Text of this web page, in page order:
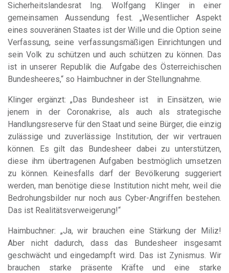
Sicherheitslandesrat Ing. Wolfgang Klinger in einer
gemeinsamen Aussendung fest. „Wesentlicher Aspekt
eines souveränen Staates ist der Wille und die Option seine
Verfassung, seine verfassungsmäßigen Einrichtungen und
sein Volk zu schützen und auch schützen zu können. Das
ist in unserer Republik die Aufgabe des Österreichischen
Bundesheeres,“ so Haimbuchner in der Stellungnahme.
Klinger ergänzt: „Das Bundesheer ist in Einsätzen, wie
jenem in der Coronakrise, als auch als strategische
Handlungsreserve für den Staat und seine Bürger, die einzig
zulässige und zuverlässige Institution, der wir vertrauen
können. Es gilt das Bundesheer dabei zu unterstützen,
diese ihm übertragenen Aufgaben bestmöglich umsetzen
zu können. Keinesfalls darf der Bevölkerung suggeriert
werden, man benötige diese Institution nicht mehr, weil die
Bedrohungsbilder nur noch aus Cyber-Angriffen bestehen.
Das ist Realitätsverweigerung!“
Haimbuchner: „Ja, wir brauchen eine Stärkung der Miliz!
Aber nicht dadurch, dass das Bundesheer insgesamt
geschwächt und eingedampft wird. Das ist Zynismus. Wir
brauchen starke präsente Kräfte und eine starke